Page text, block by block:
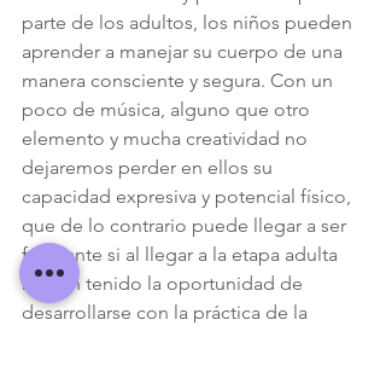
parte de los adultos, los niños pueden
aprender a manejar su cuerpo de una
manera consciente y segura. Con un
poco de música, alguno que otro
elemento y mucha creatividad no
dejaremos perder en ellos su
capacidad expresiva y potencial físico,
que de lo contrario puede llegar a ser
frustrante si al llegar a la etapa adulta
no han tenido la oportunidad de
desarrollarse con la práctica de la